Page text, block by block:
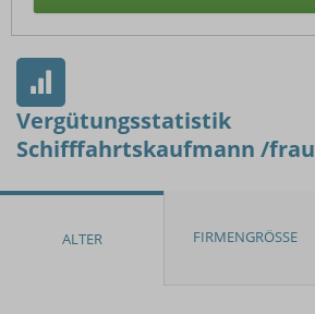
Vergütungsstatistik
Schifffahrtskaufmann /frau